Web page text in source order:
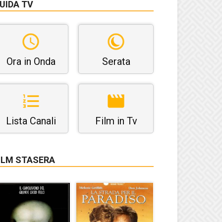
TV
Ora in Onda Serata
Lista Canali Film in Tv
STASERA